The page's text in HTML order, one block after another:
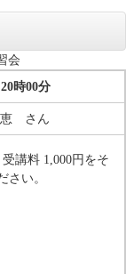
会
時00分
恵 さん
講料 1,000円をそ
さい。